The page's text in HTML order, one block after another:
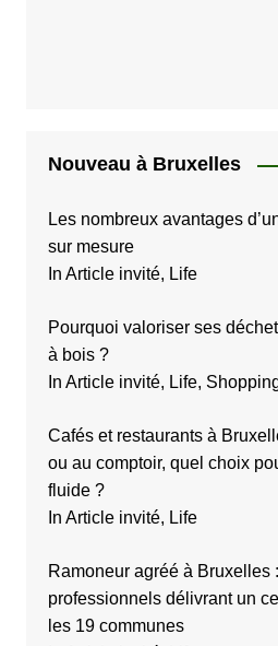
Nouveau à Bruxelles
Les nombreux avantages
sur mesure
In Article invité, Life
Pourquoi valoriser ses
à bois ?
In Article invité, Life,
Cafés et restaurants à
ou au comptoir, quel choix
fluide ?
In Article invité, Life
Ramoneur agréé à Bruxelles
professionnels délivrant un
les 19 communes